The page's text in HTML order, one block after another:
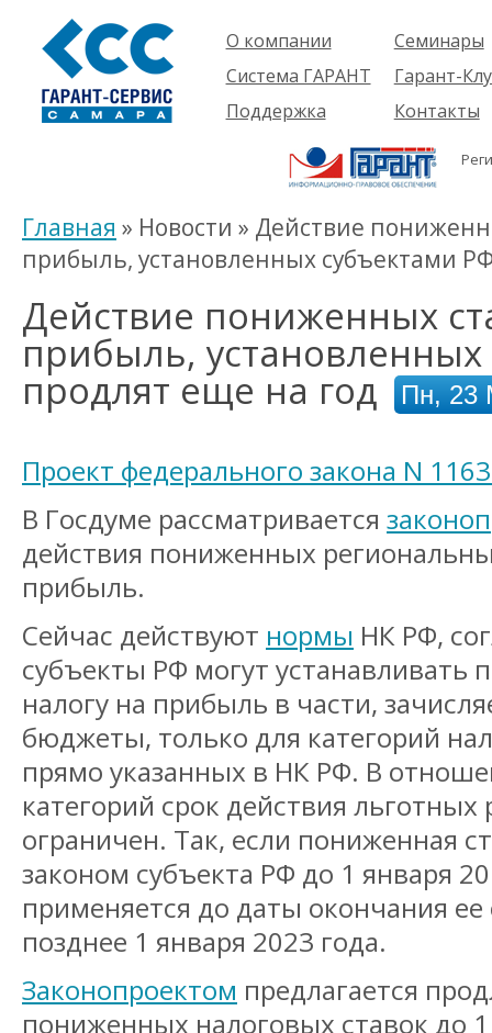
О компании
Компания
Проекты
Партнеры
Вакансии
Реквизиты
Информация
Система ГАРАНТ
О системе
решения
Комплекты
Новинки
История
Поддержка
Пользователям
Будущим
пользователям
Семинары
Об услуге
семинары
Гарант-
Контакты
Главная » Новости » Действие
прибыль, установленных субъектами
Действие пониженных
прибыль,
продлят еще на год Пн, 23
Проект федерального закона N
В Госдуме рассматривается
действия пониженных
прибыль.
Сейчас действуют нормы НК РФ,
субъекты РФ могут устанавливать
налогу на прибыль в части,
бюджеты, только для категорий
прямо указанных в НК РФ. В
категорий срок действия
ограничен. Так, если пониженная
законом субъекта РФ до 1 января
применяется до даты окончания ее
позднее 1 января 2023 года.
Законопроектом предлагается
пониженных налоговых ставок до